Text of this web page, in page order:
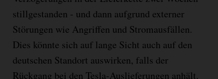
stillgestanden - und dann aufgrund externer
Störungen wie Angriffen und Stromausfällen.
Dies könnte sich auf lange Sicht auch auf den
deutschen Standort auswirken, falls der
Rückgang bei den Tesla-Auslieferungen anhält.